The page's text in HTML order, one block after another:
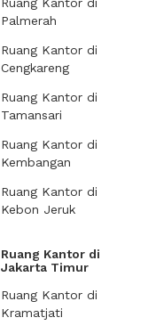
Palmerah
Ruang Kantor di
Cengkareng
Ruang Kantor di
Tamansari
Ruang Kantor di
Kembangan
Ruang Kantor di
Kebon Jeruk
Ruang Kantor di
Jakarta Timur
Ruang Kantor di
Kramatjati